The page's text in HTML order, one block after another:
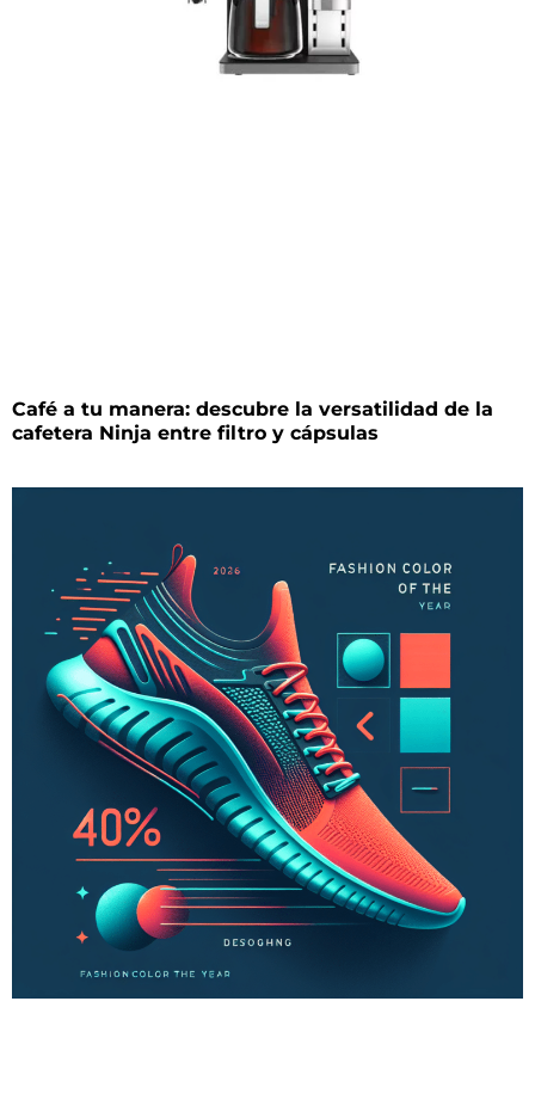
Café a tu manera: descubre la versatilidad de la
cafetera Ninja entre filtro y cápsulas